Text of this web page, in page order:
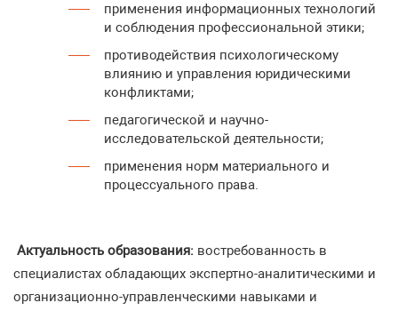
применения информационных технологий
и соблюдения профессиональной этики;
противодействия психологическому
влиянию и управления юридическими
конфликтами;
педагогической и научно-
исследовательской деятельности;
применения норм материального и
процессуального права.
Актуальность образования: востребованность в
специалистах обладающих экспертно-аналитическими и
организационно-управленческими навыками и